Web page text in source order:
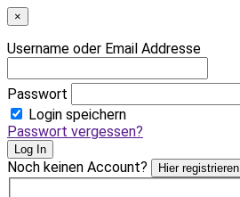
×
Username oder Email Addresse
Passwort
Login speichern
Passwort vergessen?
Log In
Noch keinen Account? Hier registrieren